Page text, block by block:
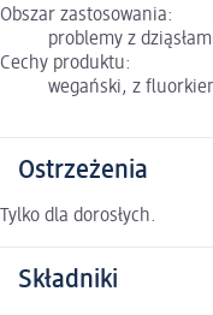
Obszar zastosowania:
problemy z
Cechy produktu:
wegański, z
Ostrzeżenia
Tylko dla dorosłych.
Składniki